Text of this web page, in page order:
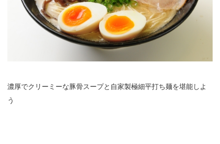
濃厚でクリーミーな豚骨スープと自家製極細平打ち麺を堪能しよ
う